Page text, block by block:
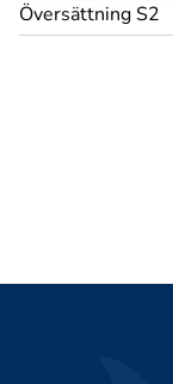
Översättning S2